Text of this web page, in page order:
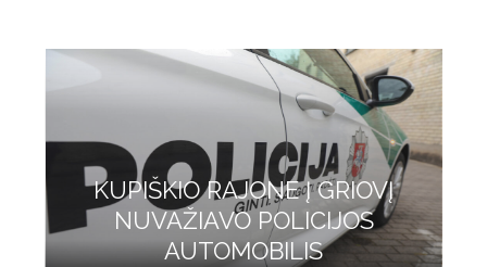
KUPIŠKIO RAJONE Į GRIOVĮ
NUVAŽIAVO POLICIJOS
AUTOMOBILIS